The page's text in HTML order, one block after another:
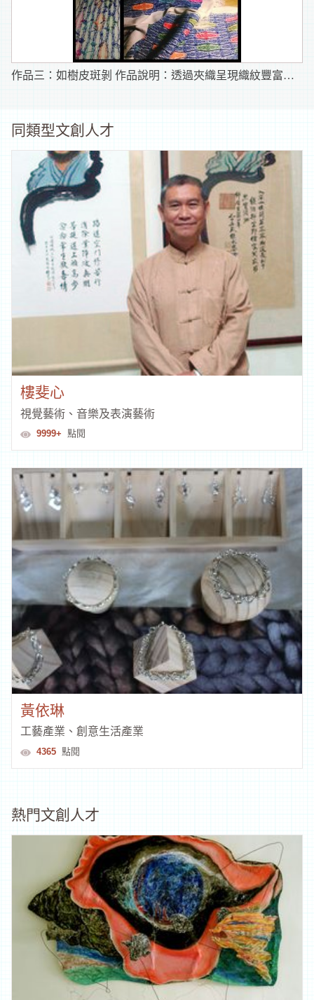
作品三：如樹皮斑剝 作品說明：透過夾織呈現織紋豐富的自然意象。
同類型文創人才
樓斐心
視覺藝術、音樂及表演藝術
9999+ 點閱
黃依琳
工藝產業、創意生活產業
4365 點閱
熱門文創人才